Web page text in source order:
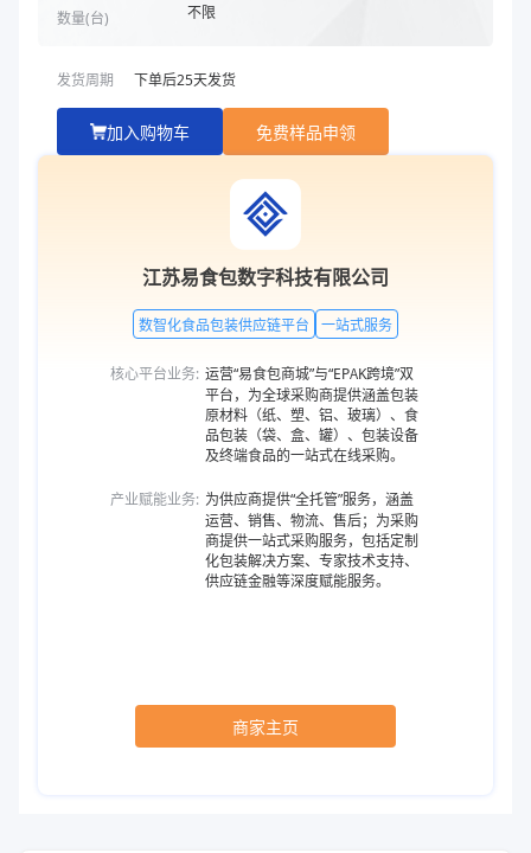
数量(台) 不限
发货周期 下单后25天发货
加入购物车 免费样品申领
江苏易食包数字科技有限公司
数智化食品包装供应链平台 一站式服务
核心平台业务: 运营“易食包商城”与“EPAK跨境”双
平台，为全球采购商提供涵盖包装
原材料（纸、塑、铝、玻璃）、食
品包装（袋、盒、罐）、包装设备
及终端食品的一站式在线采购。
产业赋能业务: 为供应商提供“全托管”服务，涵盖
运营、销售、物流、售后；为采购
商提供一站式采购服务，包括定制
化包装解决方案、专家技术支持、
供应链金融等深度赋能服务。
商家主页